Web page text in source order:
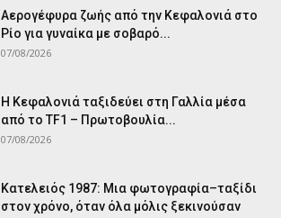
Αερογέφυρα ζωής από την Κεφαλονιά στο
Ρίο για γυναίκα με σοβαρό...
07/08/2026
Η Κεφαλονιά ταξιδεύει στη Γαλλία μέσα
από το TF1 – Πρωτοβουλία...
07/08/2026
Κατελειός 1987: Μια φωτογραφία–ταξίδι
στον χρόνο, όταν όλα μόλις ξεκινούσαν